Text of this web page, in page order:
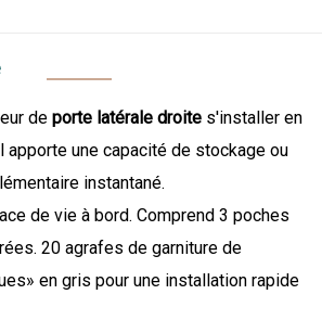
de porte latérale droite s'installer en
apporte une capacité de stockage ou
instantané.
de vie à bord. Comprend 3 poches
20 agrafes de garniture de
en gris pour une installation rapide